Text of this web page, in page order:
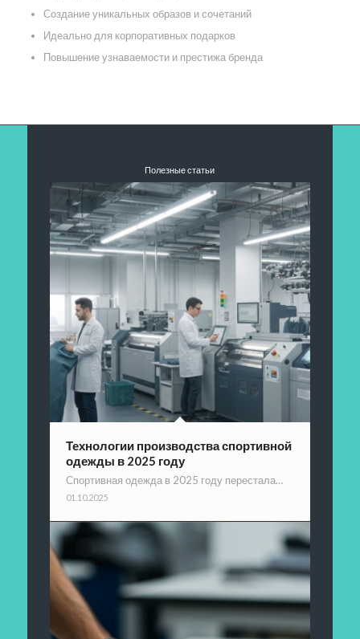
Создание уникальных образов и сочетаний
Идеально для корпоративных подарков
Повышение узнаваемости и престижа бренда
Полезные статьи
Технологии производства спортивной
одежды в 2025 году
Спортивная одежда в 2025 году перестала…
01.10.2025